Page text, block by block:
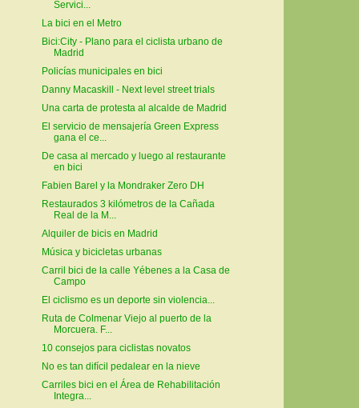
Servici...
La bici en el Metro
Bici:City - Plano para el ciclista urbano de
Madrid
Policías municipales en bici
Danny Macaskill - Next level street trials
Una carta de protesta al alcalde de Madrid
El servicio de mensajería Green Express
gana el ce...
De casa al mercado y luego al restaurante
en bici
Fabien Barel y la Mondraker Zero DH
Restaurados 3 kilómetros de la Cañada
Real de la M...
Alquiler de bicis en Madrid
Música y bicicletas urbanas
Carril bici de la calle Yébenes a la Casa de
Campo
El ciclismo es un deporte sin violencia...
Ruta de Colmenar Viejo al puerto de la
Morcuera. F...
10 consejos para ciclistas novatos
No es tan difícil pedalear en la nieve
Carriles bici en el Área de Rehabilitación
Integra...